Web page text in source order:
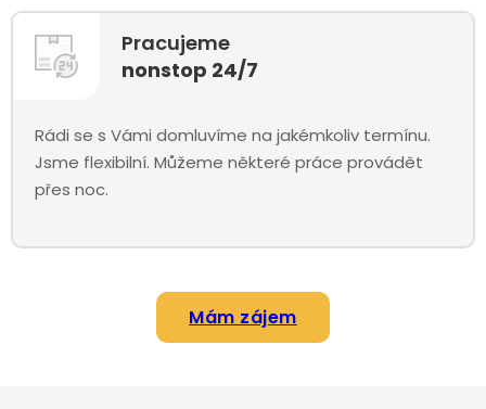
Pracujeme
nonstop 24/7
Rádi se s Vámi domluvíme na jakémkoliv termínu.
Jsme flexibilní. Můžeme některé práce provádět
přes noc.
Mám zájem